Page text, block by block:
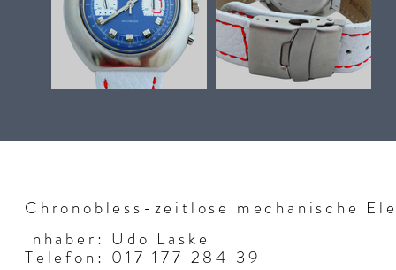
Chronobless-zeitlose mechanische
Inhaber: Udo Laske
Telefon: 017 177 284 39